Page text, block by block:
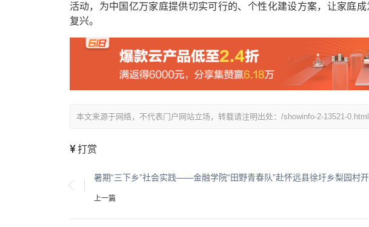
活动，为中国亿万家庭提供切实可行的、个性化建设方案，让家庭
复兴。
本文来源于网络，不代表门户网站立场，转载请注明出处：/showinfo-2-13521-0.html
打赏
上一篇